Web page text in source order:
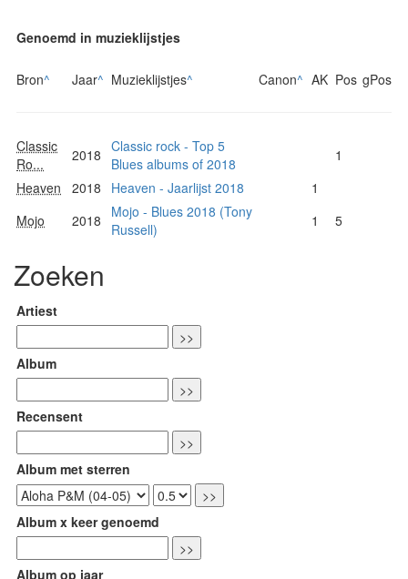
Genoemd in muzieklijstjes
Bron^ Jaar^ Muzieklijstjes^ Canon^ AK Pos gPos
Classic
Ro...
2018 Classic rock - Top 5
Blues albums of 2018
1
Heaven
2018 Heaven - Jaarlijst 2018
1
Mojo
2018
Mojo - Blues 2018 (Tony
Russell)
1 5
Zoeken
Artiest
Album
Recensent
Album met sterren
Album x keer genoemd
Album op jaar